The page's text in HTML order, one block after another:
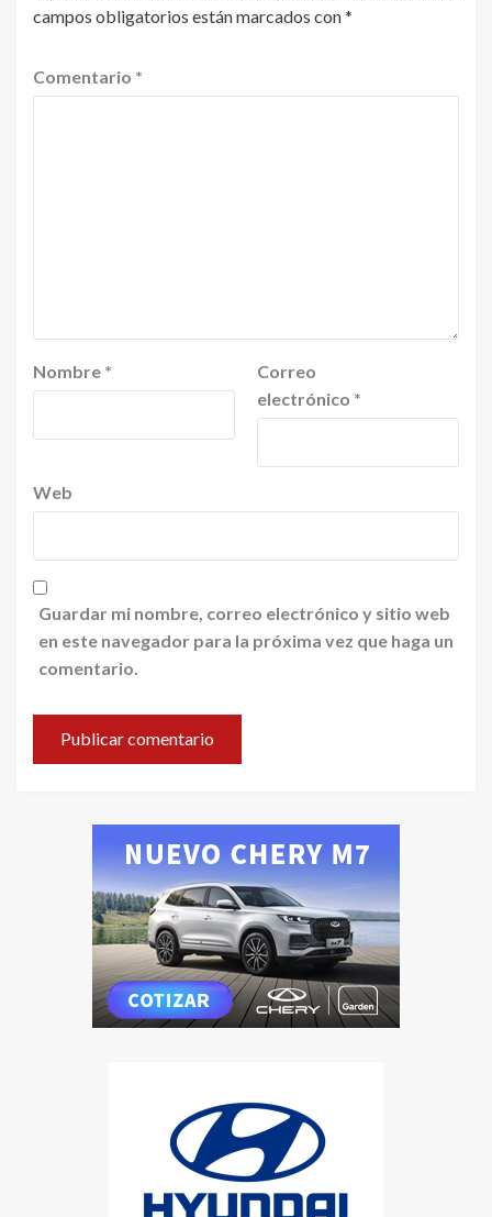
campos obligatorios están marcados con*
Comentario *
Nombre *
Correo
electrónico *
Web
Guardar mi nombre, correo electrónico y sitio web
en este navegador para la próxima vez que haga un
comentario.